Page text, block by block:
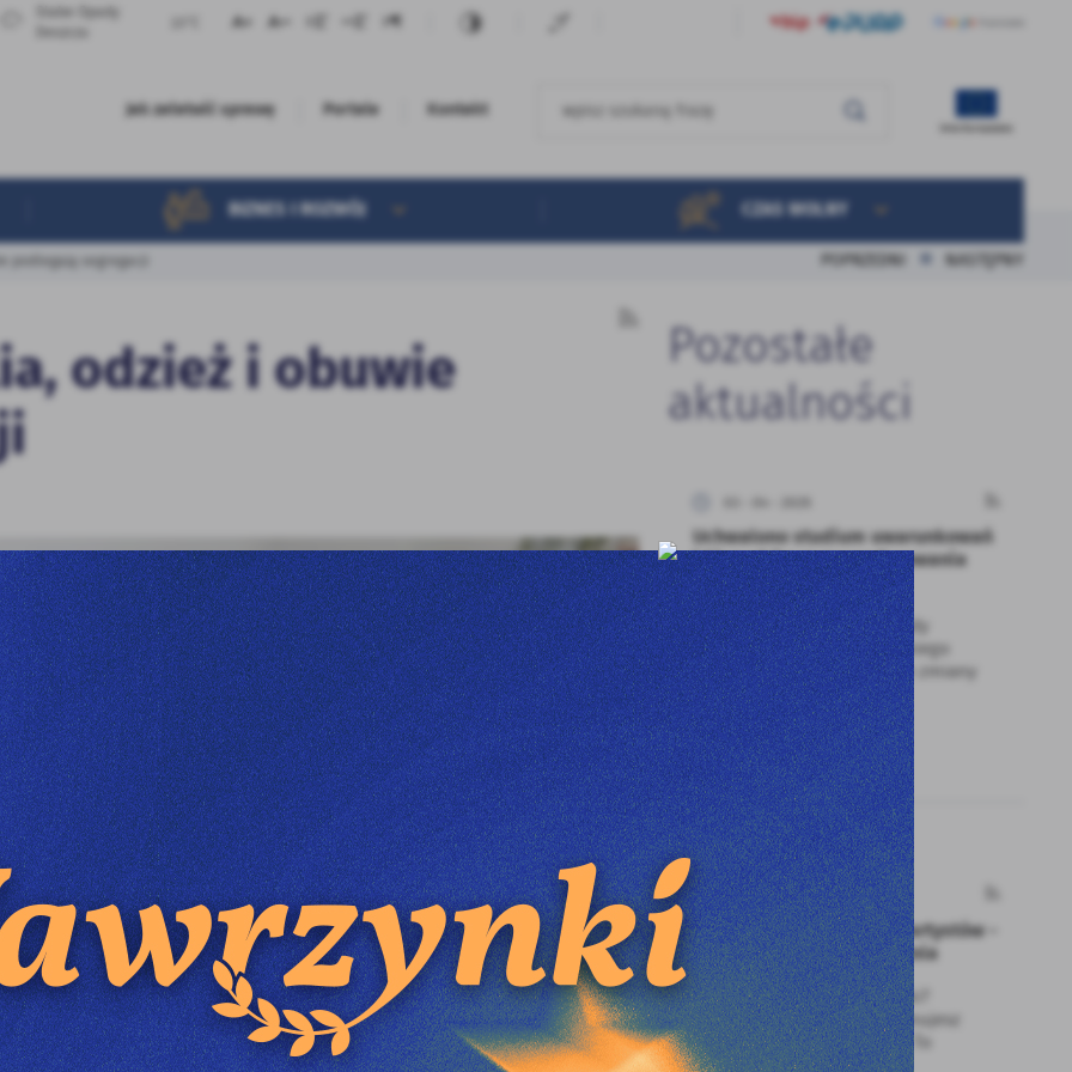
Jak załatwić sprawę
Sprawy według wydziałów
Portale Kontakt
BIZNES I ROZWÓJ CZAS WOLNY
POPRZEDNI NASTĘPNY
odzież i obuwie
Pozostałe
aktualności
Uchwalono studium uwarunkowań
i kierunków zagospodarowania
przestrzennego miasta
Podczas marcowej sesji Rady
Miejskiej Wodzisławia Śląskiego
podjęto uchwałę w sprawie zmiany
studium...
03 - 04 - 2025
Stypendia i nagrody dla artystów -
złóż wniosek do 15 kwietnia
Masz talent i pasję do sztuki?
Tworzysz, inspirujesz, promujesz
kulturę w naszym mieście? To
właśnie...